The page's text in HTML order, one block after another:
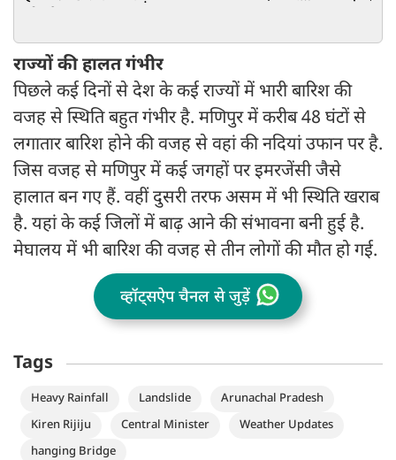
राज्यों की हालत गंभीर
पिछले कई दिनों से देश के कई राज्यों में भारी बारिश की
वजह से स्थिति बहुत गंभीर है. मणिपुर में करीब 48 घंटों से
लगातार बारिश होने की वजह से वहां की नदियां उफान पर है.
जिस वजह से मणिपुर में कई जगहों पर इमरजेंसी जैसे
हालात बन गए हैं. वहीं दुसरी तरफ असम में भी स्थिति खराब
है. यहां के कई जिलों में बाढ़ आने की संभावना बनी हुई है.
मेघालय में भी बारिश की वजह से तीन लोगों की मौत हो गई.
व्हॉट्सऐप चैनल से जुड़ें
Tags
Heavy Rainfall Landslide
Arunachal Pradesh
Kiren Rijiju
Central Minister
Weather Updates
hanging Bridge